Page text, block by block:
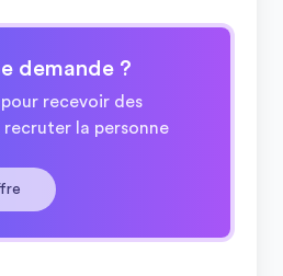
demande ?
recevoir des
la personne